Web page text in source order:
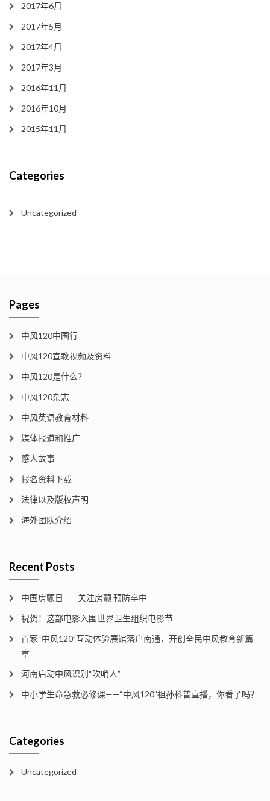
2017年6月
2017年5月
2017年4月
2017年3月
2016年11月
2016年10月
2015年11月
Categories
Uncategorized
Pages
中风120中国行
中风120宣教视频及资料
中风120是什么？
中风120杂志
中风英语教育材料
媒体报道和推广
感人故事
报名资料下载
法律以及版权声明
海外团队介绍
Recent Posts
中国房颤日——关注房颤 预防卒中
祝贺！这部电影入围世界卫生组织电影节
首家“中风120”互动体验展馆落户南通，开创全民中风教育新篇
章
河南启动中风识别“吹哨人”
中小学生命急救必修课——“中风120”祖孙科普直播，你看了吗？
Categories
Uncategorized